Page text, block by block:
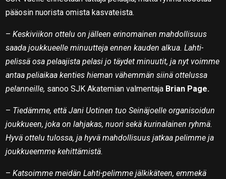
pääosin nuorista omista kasvateista.
–Keskiviikon ottelu on jälleen erinomainen mahdollisuus
saada joukkueelle minuutteja ennen kauden alkua. Lahti-
pelissä osa pelaajista pelasi jo täydet minuutit, ja nyt voimme
antaa peliaikaa kenties hieman vähemmän siinä ottelussa
pelanneille, sanoo SJK Akatemian valmentaja Brian Page.
– Tiedämme, että Jani Uotinen tuo Seinäjoelle organisoidun
joukkueen, joka on lahjakas, nuori sekä kurinalainen ryhmä.
Hyvä ottelu tulossa, ja hyvä mahdollisuus jatkaa pelimme ja
joukkueemme kehittämistä.
–Katsoimme meidän Lahti-pelimme jälkikäteen, emmekä